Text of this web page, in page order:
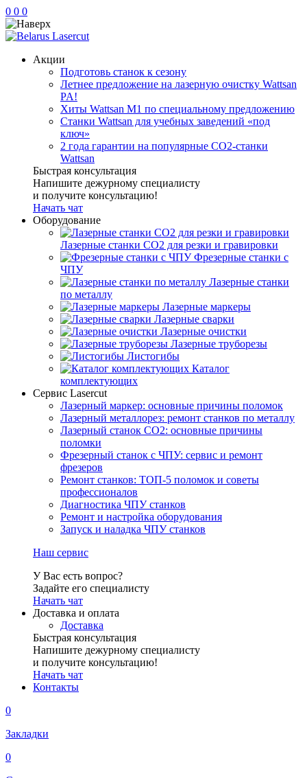
0 0 0
Акции
Подготовь станок к сезону
Летнее предложение на лазерную очистку Wattsan
PA!
Хиты Wattsan M1 по специальному предложению
Станки Wattsan для учебных заведений «под
ключ»
2 года гарантии на популярные CO2-станки
Wattsan
Быстрая консультация
Напишите дежурному специалисту
и получите консультацию!
Начать чат
Оборудование
Лазерные станки CO2 для резки и гравировки
Фрезерные станки с
ЧПУ
Лазерные станки
по металлу
Лазерные маркеры
Лазерные сварки
Лазерные очистки
Лазерные труборезы
Листогибы
Каталог
комплектующих
Сервис Lasercut
Лазерный маркер: основные причины поломок
Лазерный металлорез: ремонт станков по металлу
Лазерный станок СО2: основные причины
поломки
Фрезерный станок с ЧПУ: сервис и ремонт
фрезеров
Ремонт станков: ТОП-5 поломок и советы
профессионалов
Диагностика ЧПУ станков
Ремонт и настройка оборудования
Запуск и наладка ЧПУ станков
Наш сервис
У Вас есть вопрос?
Задайте его специалисту
Начать чат
Доставка и оплата
Доставка
Быстрая консультация
Напишите дежурному специалисту
и получите консультацию!
Начать чат
Контакты
0
Закладки
0